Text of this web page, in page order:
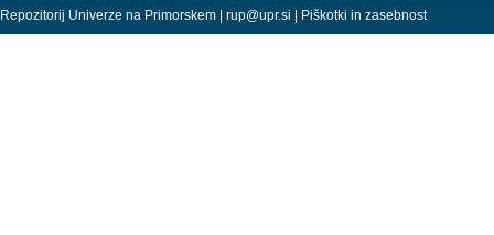
Repozitorij Univerze na Primorskem | rup@upr.si | Piškotki in zasebnost